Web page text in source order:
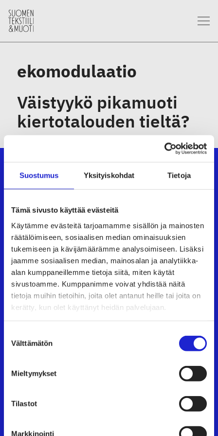
Suostumus Yksityiskohdat Tietoja
Tämä sivusto käyttää evästeitä
Käytämme evästeitä tarjoamamme sisällön ja mainosten
räätälöimiseen, sosiaalisen median ominaisuuksien
tukemiseen ja kävijämäärämme analysoimiseen. Lisäksi
jaamme sosiaalisen median, mainosalan ja analytiikka-
alan kumppaneillemme tietoja siitä, miten käytät
sivustoamme. Kumppanimme voivat yhdistää näitä
tietoja muihin tietoihin, joita olet antanut heille tai joita on
kerätty, kun olet käyttänyt heidän palvelujaan.
valinta
Välttämätön
Mieltymykset
Tilastot
Markkinointi
ekomodulaatio
Väistyykö pikamuoti
kiertotalouden tieltä?
Suomen Tekstiili & Muoti ry
Suomen Tekstiili & Muoti ry on tekstiili-, vaate- ja
muotialan yritysten etujärjestö, joka tarjoaa
asiantuntijapalveluita, koulutusta ja tapahtumia.
Neuvottelemme työehtosopimukset, joita
noudattavat kaikki alan yritykset.
Tutustu meihin tarkemmin
AVOIMET TYÖPAIKAT